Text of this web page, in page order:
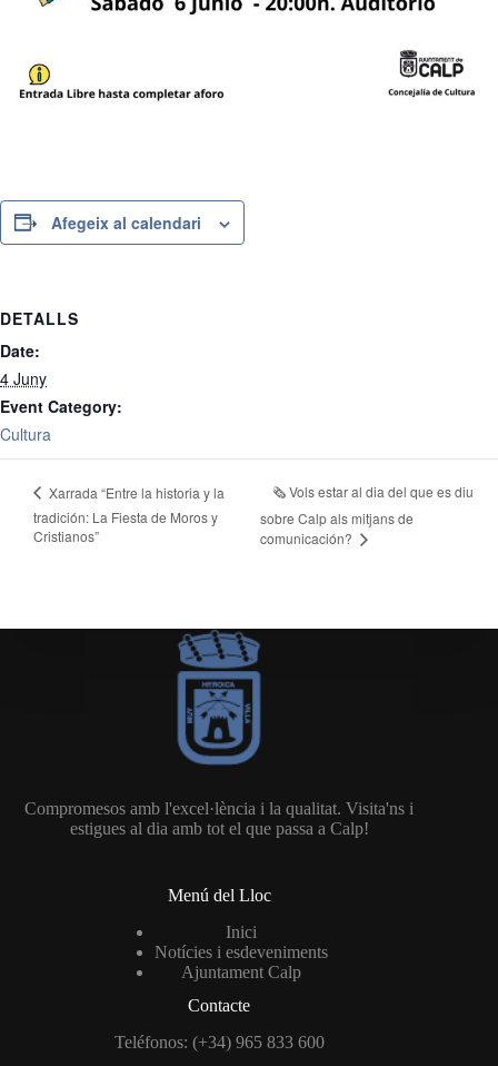
Afegeix al calendari
DETALLS
Date:
4 Juny
Event Category:
Cultura
Xarrada “Entre la historia y la
tradición: La Fiesta de Moros y
Cristianos”
🗞️ Vols estar al dia del que es diu
sobre Calp als mitjans de
comunicación?
Compromesos amb l'excel·lència i la qualitat. Visita'ns i
estigues al dia amb tot el que passa a Calp!
Menú del Lloc
Inici
Notícies i esdeveniments
Ajuntament Calp
Contacte
Teléfonos: (+34) 965 833 600